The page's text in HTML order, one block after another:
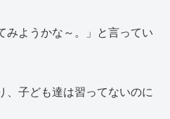
みようかな～。」と言ってい
、子ども達は習ってないのに